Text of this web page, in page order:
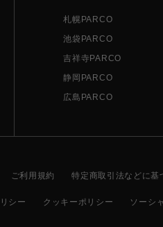
札幌PARCO
池袋PARCO
吉祥寺PARCO
静岡PARCO
広島PARCO
ご利用規約 特定商取引法などに基
シー クッキーポリシー ソーシ